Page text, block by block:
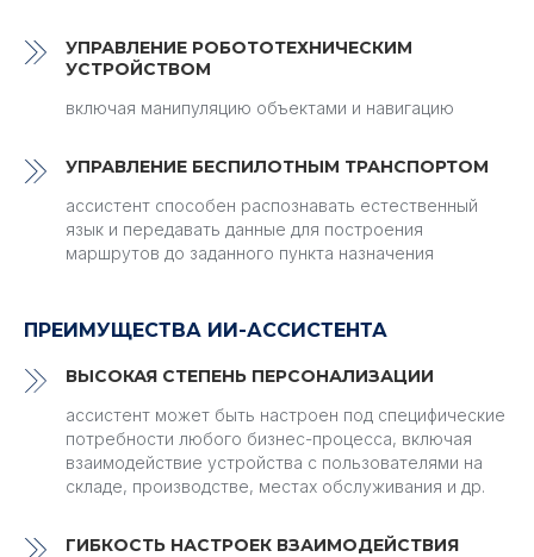
УПРАВЛЕНИЕ РОБОТОТЕХНИЧЕСКИМ
УСТРОЙСТВОМ
включая манипуляцию объектами и навигацию
УПРАВЛЕНИЕ БЕСПИЛОТНЫМ ТРАНСПОРТОМ
ассистент способен распознавать естественный
язык и передавать данные для построения
маршрутов до заданного пункта назначения
ПРЕИМУЩЕСТВА ИИ-АССИСТЕНТА
ВЫСОКАЯ СТЕПЕНЬ ПЕРСОНАЛИЗАЦИИ
ассистент может быть настроен под специфические
потребности любого бизнес-процесса, включая
взаимодействие устройства с пользователями на
складе, производстве, местах обслуживания и др.
ГИБКОСТЬ НАСТРОЕК ВЗАИМОДЕЙСТВИЯ